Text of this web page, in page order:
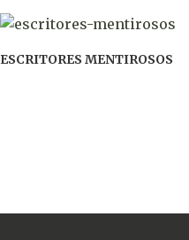
ESCRITORES MENTIROSOS